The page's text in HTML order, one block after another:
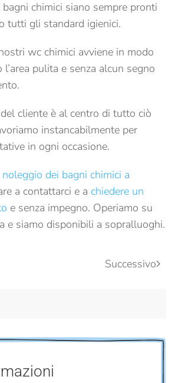
chimici siano sempre pronti
tutti gli standard igienici.
wc chimici avviene in modo
pulita e senza alcun segno
cliente è al centro di tutto ciò
instancabilmente per
in ogni occasione.
noleggio dei bagni chimici a
a contattarci e a chiedere un
e senza impegno. Operiamo su
e siamo disponibili a sopralluoghi.
Successivo